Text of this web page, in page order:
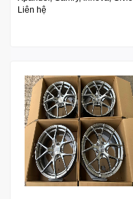
Liên hệ